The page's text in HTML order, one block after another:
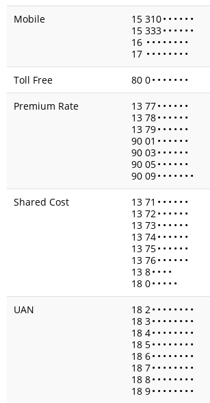
Mobile
15 310• • • • • •
15 333• • • • • •
16 • • • • • • • •
17 • • • • • • • •
Toll Free
80 0• • • • • • •
Premium Rate
13 77• • • • • •
13 78• • • • • •
13 79• • • • • •
90 01 • • • • • •
90 03• • • • • •
90 05• • • • • •
90 09• • • • • • •
Shared Cost
13 71 • • • • • •
13 72• • • • • •
13 73• • • • • •
13 74• • • • • •
13 75• • • • • •
13 76• • • • • •
13 8• • • •
18 0• • • • •
UAN
18 2• • • • • • • •
18 3• • • • • • • •
18 4• • • • • • • •
18 5• • • • • • • •
18 6• • • • • • • •
18 7• • • • • • • •
18 8• • • • • • • •
18 9• • • • • • • •